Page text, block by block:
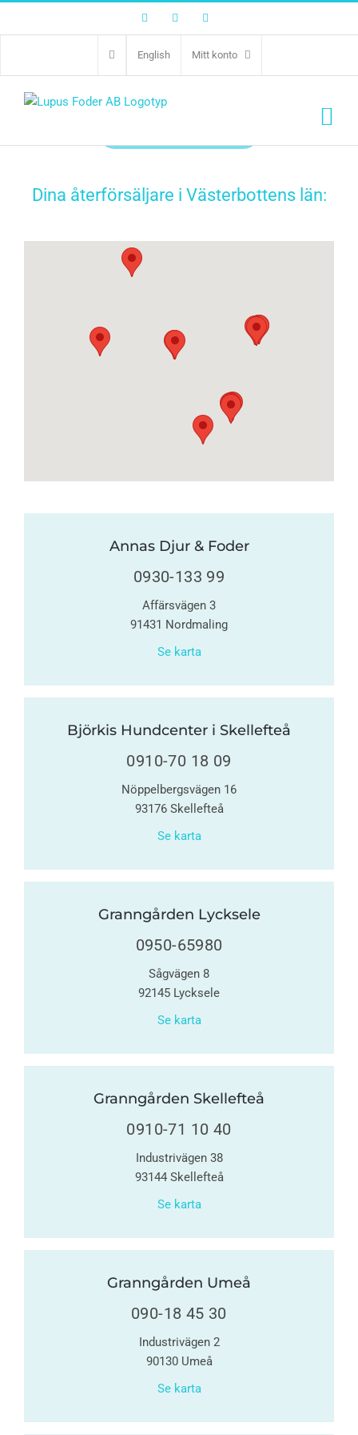
FacebookTwitter
English Mitt konto
Västerbottens län
Dina återförsäljare i Västerbottens län:
Annas Djur & Foder
0930-133 99
Affärsvägen 3
91431 Nordmaling
Se karta
Björkis Hundcenter i Skellefteå
0910-70 18 09
Nöppelbergsvägen 16
93176 Skellefteå
Se karta
Granngården Lycksele
0950-65980
Sågvägen 8
92145 Lycksele
Se karta
Granngården Skellefteå
0910-71 10 40
Industrivägen 38
93144 Skellefteå
Se karta
Granngården Umeå
090-18 45 30
Industrivägen 2
90130 Umeå
Se karta